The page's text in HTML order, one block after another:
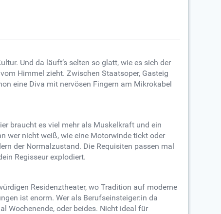
Und da läuft’s selten so glatt, wie es sich der
Himmel zieht. Zwischen Staatsoper, Gasteig
eine Diva mit nervösen Fingern am Mikrokabel
braucht es viel mehr als Muskelkraft und ein
wer nicht weiß, wie eine Motorwinde tickt oder
der Normalzustand. Die Requisiten passen mal
Regisseur explodiert.
Residenztheater, wo Tradition auf moderne
ist enorm. Wer als Berufseinsteiger:in da
Wochenende, oder beides. Nicht ideal für